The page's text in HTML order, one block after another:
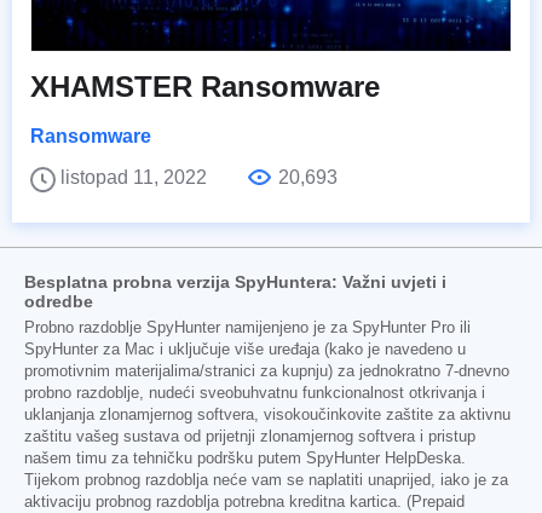
XHAMSTER Ransomware
Ransomware
listopad 11, 2022
20,693
Besplatna probna verzija SpyHuntera: Važni uvjeti i
odredbe
Probno razdoblje SpyHunter namijenjeno je za SpyHunter Pro ili
SpyHunter za Mac i uključuje više uređaja (kako je navedeno u
promotivnim materijalima/stranici za kupnju) za jednokratno 7-dnevno
probno razdoblje, nudeći sveobuhvatnu funkcionalnost otkrivanja i
uklanjanja zlonamjernog softvera, visokoučinkovite zaštite za aktivnu
zaštitu vašeg sustava od prijetnji zlonamjernog softvera i pristup
našem timu za tehničku podršku putem SpyHunter HelpDeska.
Tijekom probnog razdoblja neće vam se naplatiti unaprijed, iako je za
aktivaciju probnog razdoblja potrebna kreditna kartica. (Prepaid